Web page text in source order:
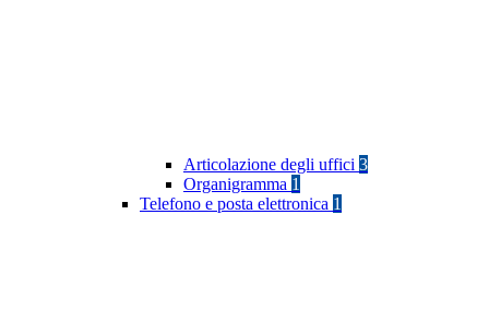
Articolazione degli uffici 3
Organigramma 1
Telefono e posta elettronica 1